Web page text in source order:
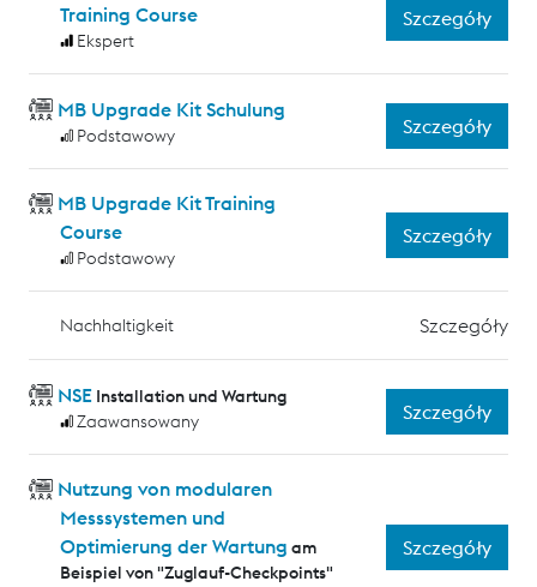
Training Course
Ekspert
Szczegóły
MB Upgrade Kit Schulung
Podstawowy Szczegóły
MB Upgrade Kit Training
Course
Podstawowy
Szczegóły
Nachhaltigkeit Szczegóły
NSE Installation und Wartung
Zaawansowany
Szczegóły
Nutzung von modularen
Messsystemen und
Optimierung der Wartung am
Beispiel von "Zuglauf-Checkpoints"
Szczegóły